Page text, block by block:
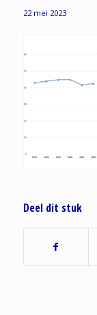
22 mei 2023
Deel dit stuk